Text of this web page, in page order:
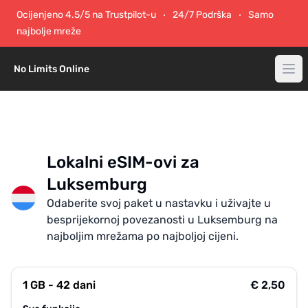
Ocijenjeno 4.5/5 na Trustpilot-u 24/7 Podrška
Samo
najbolje mreže
No Limits Online
Lokalni eSIM-ovi za
Luksemburg
Odaberite svoj paket u nastavku i uživajte u
besprijekornoj povezanosti u Luksemburg na
najboljim mrežama po najboljoj cijeni.
1 GB - 42 dani € 2,50